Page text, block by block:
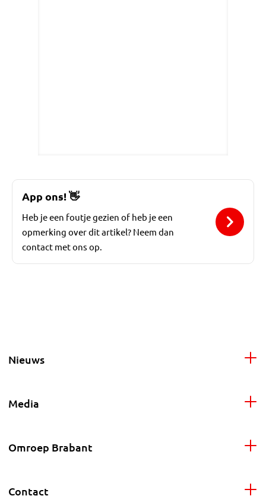
App ons!👋
Heb je een foutje gezien of heb je een
opmerking over dit artikel? Neem dan
contact met ons op.
Nieuws
Media
Omroep Brabant
Contact